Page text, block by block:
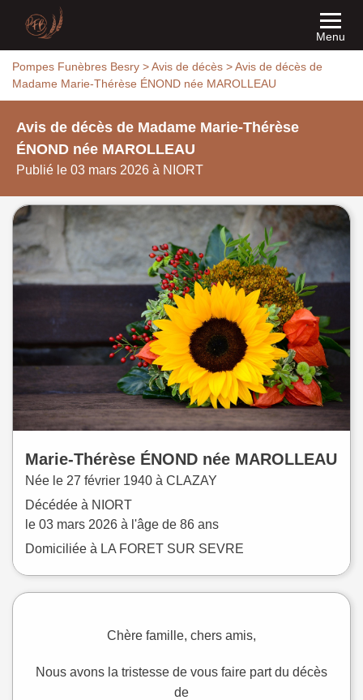
Menu
Pompes Funèbres Besry >Avis de décès >Avis de décès de
Madame Marie-Thérèse ÉNOND née MAROLLEAU
Avis de décès de Madame Marie-Thérèse
ÉNOND née MAROLLEAU
Publié le 03 mars 2026 à NIORT
Marie-Thérèse ÉNOND née MAROLLEAU
Née le 27 février 1940 à CLAZAY
Décédée à NIORT
le 03 mars 2026 à l'âge de 86 ans
Domiciliée à LA FORET SUR SEVRE
Chère famille, chers amis,
Nous avons la tristesse de vous faire part du décès
de